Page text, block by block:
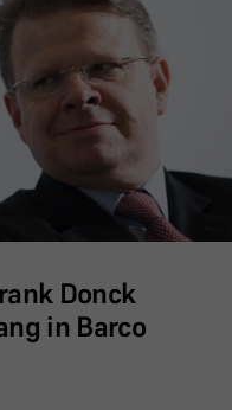
Donck
in Barco